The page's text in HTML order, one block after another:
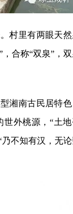
村里有两眼天
合称“双泉”，
湘南古民居特
世外桃源，“土
乃不知有汉，无